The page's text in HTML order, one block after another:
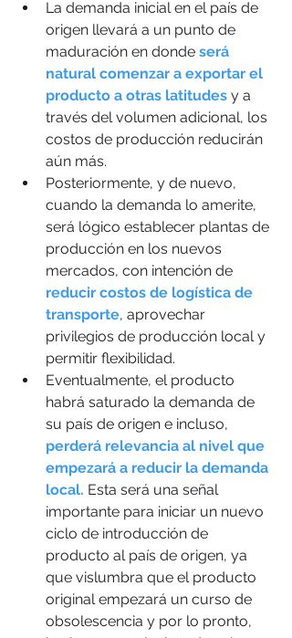
La demanda inicial en el país de
origen llevará a un punto de
maduración en donde será
natural comenzar a exportar el
producto a otras latitudes y a
través del volumen adicional, los
costos de producción reducirán
aún más.
Posteriormente, y de nuevo,
cuando la demanda lo amerite,
será lógico establecer plantas de
producción en los nuevos
mercados, con intención de
reducir costos de logística de
transporte, aprovechar
privilegios de producción local y
permitir flexibilidad.
Eventualmente, el producto
habrá saturado la demanda de
su país de origen e incluso,
perderá relevancia al nivel que
empezará a reducir la demanda
local. Esta será una señal
importante para iniciar un nuevo
ciclo de introducción de
producto al país de origen, ya
que vislumbra que el producto
original empezará un curso de
obsolescencia y por lo pronto,